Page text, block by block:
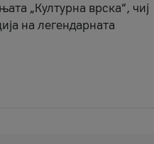
„Културна врска“, чиј
на легендарната